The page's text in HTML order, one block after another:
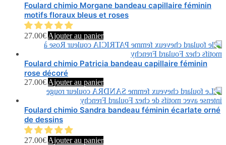
Foulard chimio Morgane bandeau capillaire féminin
motifs floraux bleus et roses
27.00€ Ajouter au panier
Foulard chimio Patricia bandeau capillaire féminin
rose décoré
27.00€ Ajouter au panier
Foulard chimio Sandra bandeau féminin écarlate orné
de dessins
27.00€ Ajouter au panier